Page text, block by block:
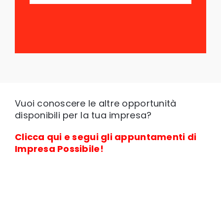
Vuoi conoscere le altre opportunità
disponibili per la tua impresa?
Clicca qui e segui gli appuntamenti di
Impresa Possibile!